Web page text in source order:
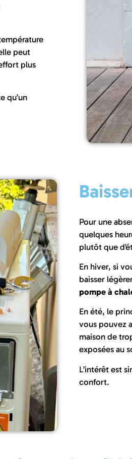
peut
plus
qu’un
Pour une
quelques
plutôt que
En hiver, si
baisser
pompe à
En été, le
vous pouvez
maison de
exposées au
L’intérêt est
confort.